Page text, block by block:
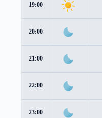
19:00
20:00
21:00
22:00
23:00